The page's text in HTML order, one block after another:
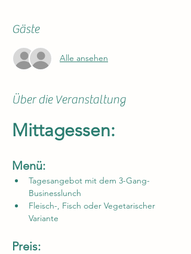
Gäste
Alle ansehen
Über die Veranstaltung
Mittagessen:
Menü:
Tagesangebot mit dem 3-Gang-
Businesslunch
Fleisch-, Fisch oder Vegetarischer
Variante
Preis: